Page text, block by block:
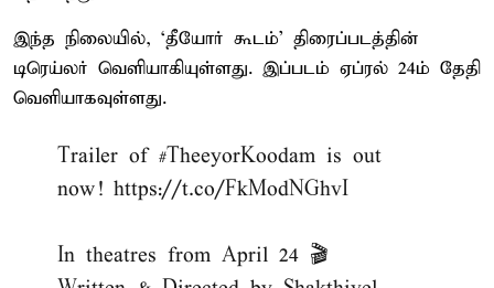
இந்த நிலையில், ‘தீயோர் கூடம்’ திரைப்படத்தின்
டிரெய்லர் வெளியாகியுள்ளது. இப்படம் ஏப்ரல் 24ம் தேதி
வெளியாகவுள்ளது.
Trailer of #TheeyorKoodam is out
now! https://t.co/FkModNGhvI
In theatres from April 24 🎬